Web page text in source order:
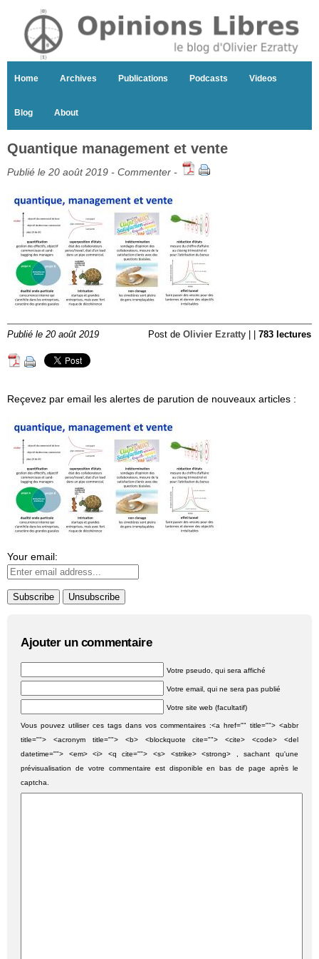
Home Archives Publications Podcasts Videos
Blog About
Quantique management et vente
Publié le 20 août 2019 - Commenter -
Publié le 20 août 2019 Post de Olivier Ezratty 783 lectures
Reçevez par email les alertes de parution de nouveaux articles :
Your email:
Ajouter un commentaire
Votre pseudo, qui sera affiché
Votre email, qui ne sera pas publié
Votre site web (facultatif)
Vous pouvez utiliser ces tags dans vos commentaires :<a href="" title=""> <abbr
title=""> <acronym title=""> <b> <blockquote cite=""> <cite> <code> <del
datetime=""> <em> <i> <q cite=""> <s> <strike> <strong> , sachant qu'une
prévisualisation de votre commentaire est disponible en bas de page après le
captcha.